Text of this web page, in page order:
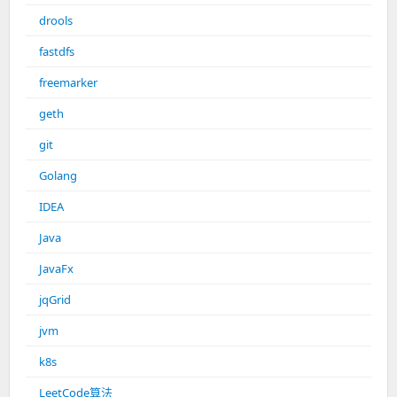
drools
fastdfs
freemarker
geth
git
Golang
IDEA
Java
JavaFx
jqGrid
jvm
k8s
LeetCode算法